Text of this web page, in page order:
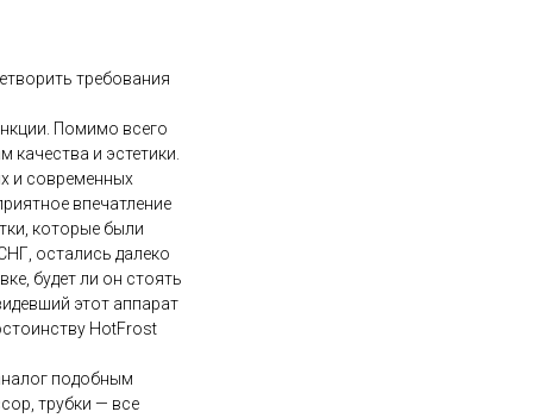
требования
Помимо всего
качества и эстетики.
и современных
впечатление
которые были
остались далеко
будет ли он стоять
этот аппарат
HotFrost
подобным
трубки — все